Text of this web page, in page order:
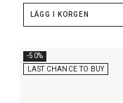
LÄGG I KORGEN
Damastduk 150x220 cm
-50%
LAST CHANCE TO BUY